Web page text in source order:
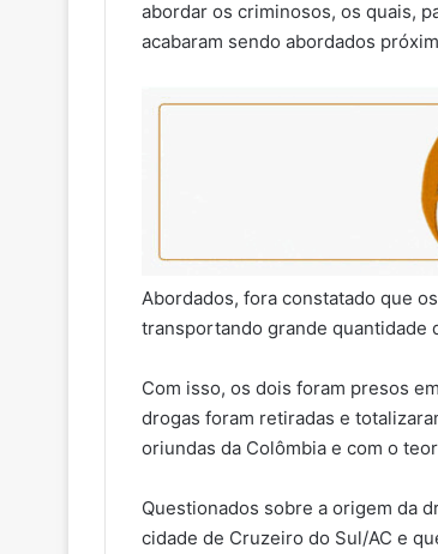
abordar os criminosos, os quais,
acabaram sendo abordados
Abordados, fora constatado que
transportando grande quantidade
Com isso, os dois foram presos
drogas foram retiradas e
oriundas da Colômbia e com o
Questionados sobre a origem da
cidade de Cruzeiro do Sul/AC e